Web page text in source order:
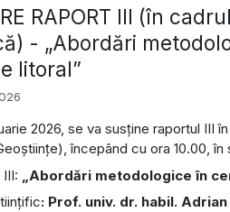
RAPORT III (în
- „Abordări
litoral”
2026, se va susține raportul III
începând cu ora 10.00, în
„Abordări metodologice în
: Prof. univ. dr. habil. Adrian